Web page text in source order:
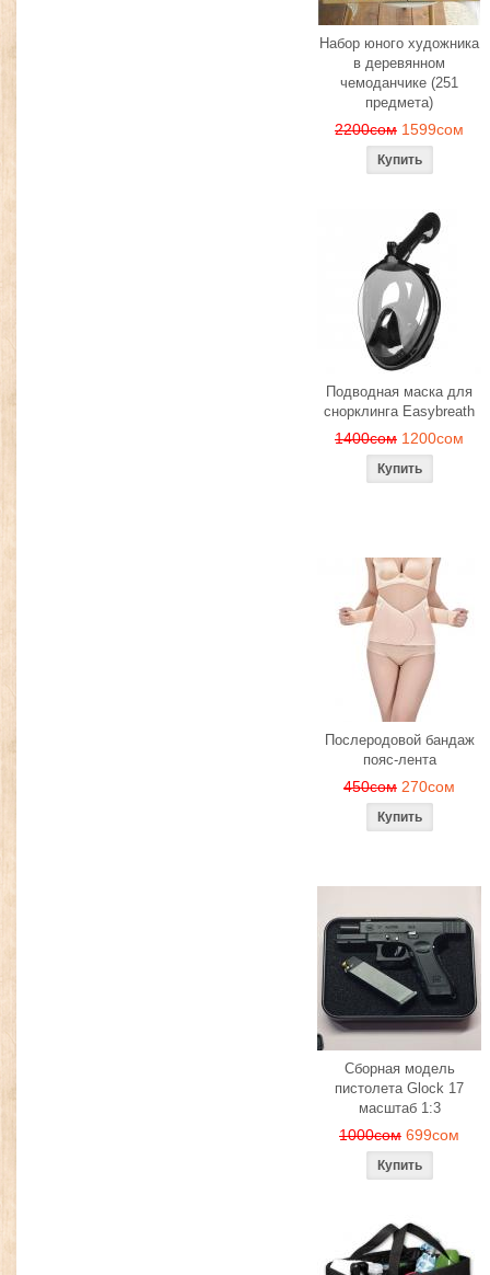
Набор юного художника
в деревянном
чемоданчике (251
предмета)
2200сом 1599сом
Подводная маска для
снорклинга Easybreath
1400сом 1200сом
Послеродовой бандаж
пояс-лента
450сом 270сом
Сборная модель
пистолета Glock 17
масштаб 1:3
1000сом 699сом